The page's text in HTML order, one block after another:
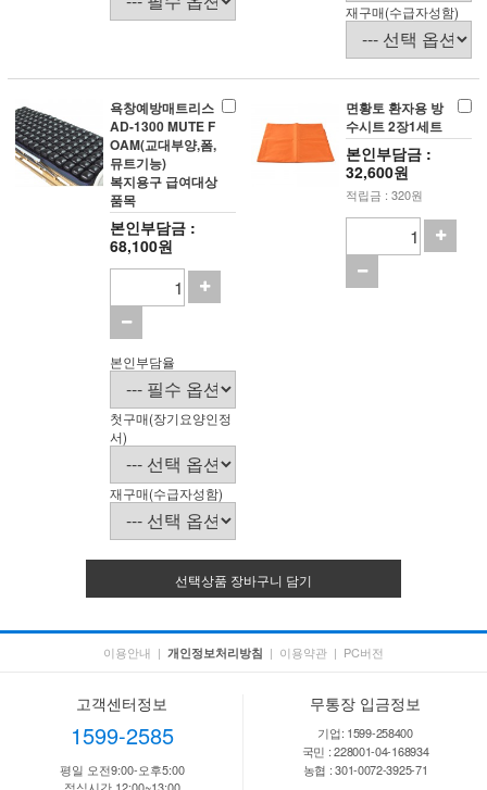
재구매(수급자성함)
욕창예방매트리스
AD-1300 MUTE F
OAM(교대부양,폼,
뮤트기능)
복지용구 급여대상
품목
본인부담금 :
68,100원
본인부담율
첫구매(장기요양인정
서)
재구매(수급자성함)
면황토 환자용 방
수시트 2장1세트
본인부담금 :
32,600원
적립금 : 320원
선택상품 장바구니 담기
이용안내 | 개인정보처리방침 | 이용약관 | PC버전
고객센터정보
1599-2585
평일 오전9:00-오후5:00
점심시간 12:00~13:00
무통장 입금정보
기업: 1599-258400
국민 : 228001-04-168934
농협 : 301-0072-3925-71